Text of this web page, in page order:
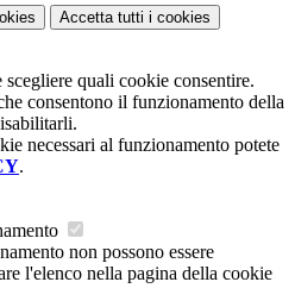
Accetta tutti i cookies
scegliere quali cookie consentire.
consentono il funzionamento della
necessari al funzionamento potete
.
non possono essere
l'elenco nella pagina della cookie